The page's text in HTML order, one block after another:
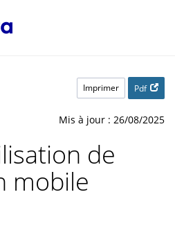
Imprimer Pdf
Mis à jour : 26/08/2025
de
mobile